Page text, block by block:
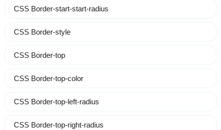
CSS Border-start-start-radius
CSS Border-style
CSS Border-top
CSS Border-top-color
CSS Border-top-left-radius
CSS Border-top-right-radius